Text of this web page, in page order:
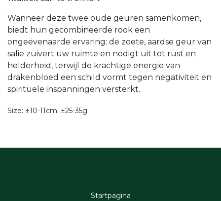
Wanneer deze twee oude geuren samenkomen,
biedt hun gecombineerde rook een
ongeëvenaarde ervaring: de zoete, aardse geur van
salie zuivert uw ruimte en nodigt uit tot rust en
helderheid, terwijl de krachtige energie van
drakenbloed een schild vormt tegen negativiteit en
spirituele inspanningen versterkt.
Size: ±10-11cm; ±25-35g
Startpagina